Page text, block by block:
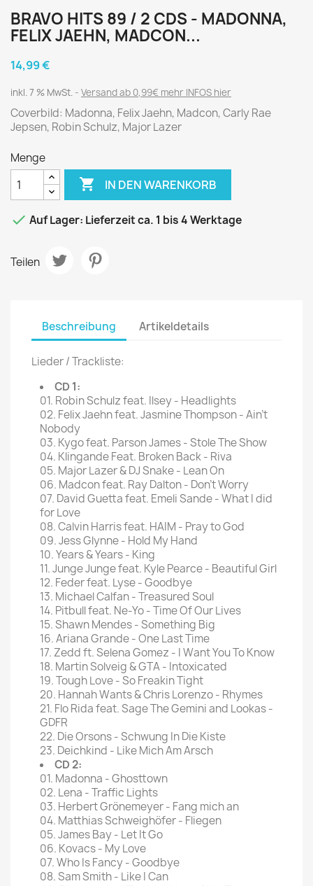
BRAVO HITS 89 / 2 CDS - MADONNA,
FELIX JAEHN, MADCON...
14,99 €
inkl. 7 % MwSt. Versand ab 0,99€ mehr INFOS hier
Coverbild: Madonna, Felix Jaehn, Madcon, Carly Rae
Jepsen, Robin Schulz, Major Lazer
Menge
 IN DEN WARENKORB
 Auf Lager: Lieferzeit ca. 1 bis 4 Werktage
Teilen
Beschreibung Artikeldetails
Lieder / Trackliste:
CD 1:
01. Robin Schulz feat. Ilsey - Headlights
02. Felix Jaehn feat. Jasmine Thompson - Ain't
Nobody
03. Kygo feat. Parson James - Stole The Show
04. Klingande Feat. Broken Back - Riva
05. Major Lazer & DJ Snake - Lean On
06. Madcon feat. Ray Dalton - Don't Worry
07. David Guetta feat. Emeli Sande - What I did
for Love
08. Calvin Harris feat. HAIM - Pray to God
09. Jess Glynne - Hold My Hand
10. Years & Years - King
11. Junge Junge feat. Kyle Pearce - Beautiful Girl
12. Feder feat. Lyse - Goodbye
13. Michael Calfan - Treasured Soul
14. Pitbull feat. Ne-Yo - Time Of Our Lives
15. Shawn Mendes - Something Big
16. Ariana Grande - One Last Time
17. Zedd ft. Selena Gomez - I Want You To Know
18. Martin Solveig & GTA - Intoxicated
19. Tough Love - So Freakin Tight
20. Hannah Wants & Chris Lorenzo - Rhymes
21. Flo Rida feat. Sage The Gemini and Lookas -
GDFR
22. Die Orsons - Schwung In Die Kiste
23. Deichkind - Like Mich Am Arsch
CD 2:
01. Madonna - Ghosttown
02. Lena - Traffic Lights
03. Herbert Grönemeyer - Fang mich an
04. Matthias Schweighöfer - Fliegen
05. James Bay - Let It Go
06. Kovacs - My Love
07. Who Is Fancy - Goodbye
08. Sam Smith - Like I Can